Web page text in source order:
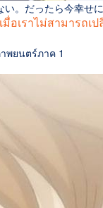
。だったら今幸せ
อเราไม่สามารถ
พยนตร์ภาค 1